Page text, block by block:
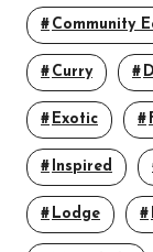
Community
Curry
Exotic
Inspired
Lodge